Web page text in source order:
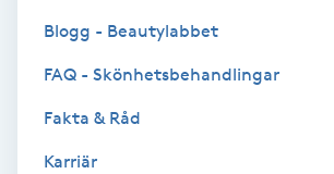
Extensions
Blogg - Beautylabbet
FAQ - Skönhetsbehandlingar
Fakta & Råd
Karriär